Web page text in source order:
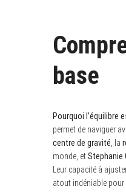
base
Pourquoi l’équilibre
permet de naviguer
centre de gravité , la
monde, etStephanie
Leur capacité à
atout indéniable pour